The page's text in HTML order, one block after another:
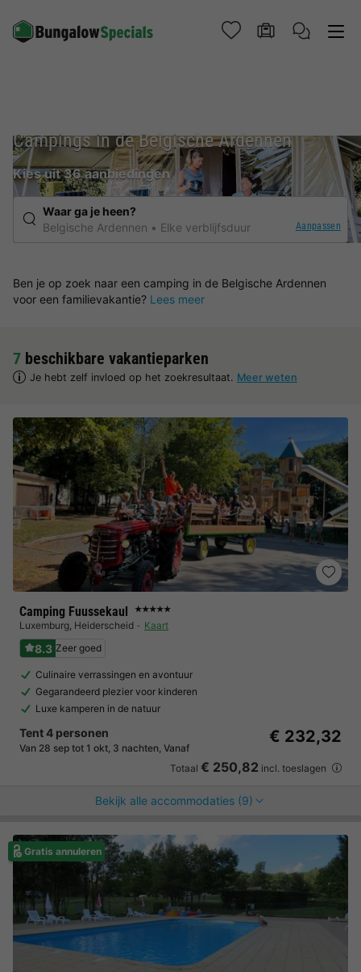
Campings in de Belgische Ardennen
Kies uit 36 aanbiedingen
Waar ga je heen?
Belgische Ardennen
Elke verblijfsduur Aanpassen
Ben je op zoek naar een camping in de Belgische Ardennen
voor een familievakantie? Lees meer
7 beschikbare vakantieparken
Je hebt zelf invloed op het zoekresultaat. Meer weten
Camping Fuussekaul ★★★★★
Luxemburg, Heiderscheid Kaart
8.3 Zeer goed
Culinaire verrassingen en avontuur
Gegarandeerd plezier voor kinderen
Luxe kamperen in de natuur
Tent 4 personen
Van 28 sep tot 1 okt, 3 nachten, Vanaf
€ 232,32
Totaal € 250,82 incl. toeslagen
Bekijk alle accommodaties (9)
Gratis annuleren